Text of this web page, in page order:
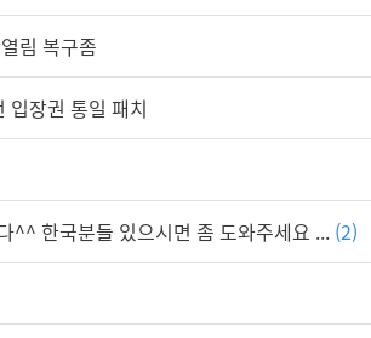
림 복구좀
입장권 통일 패치
^^ 한국분들 있으시면 좀 도와주세요 ... (2)